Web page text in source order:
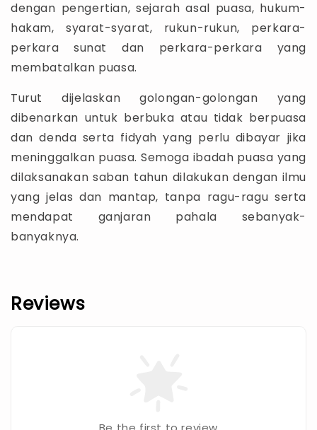
dengan pengertian, sejarah asal puasa, hukum-
hakam, syarat-syarat, rukun-rukun, perkara-
perkara sunat dan perkara-perkara yang
membatalkan puasa.
Turut dijelaskan golongan-golongan yang
dibenarkan untuk berbuka atau tidak berpuasa
dan denda serta fidyah yang perlu dibayar jika
meninggalkan puasa. Semoga ibadah puasa yang
dilaksanakan saban tahun dilakukan dengan ilmu
yang jelas dan mantap, tanpa ragu-ragu serta
mendapat ganjaran pahala sebanyak-
banyaknya.
Reviews